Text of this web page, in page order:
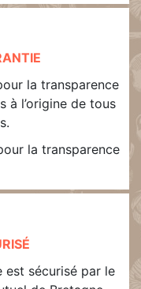
la transparence
à l’origine de tous
la transparence
est sécurisé par le